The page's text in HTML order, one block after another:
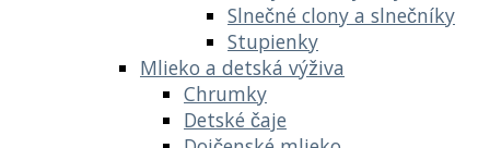
Slnečné clony a slnečníky
Stupienky
Mlieko a detská výživa
Chrumky
Detské čaje